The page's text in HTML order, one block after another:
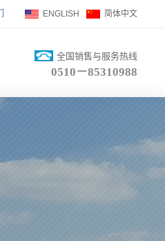
ENGLISH 简体中文
全国销售与服务热线
0510－85310988